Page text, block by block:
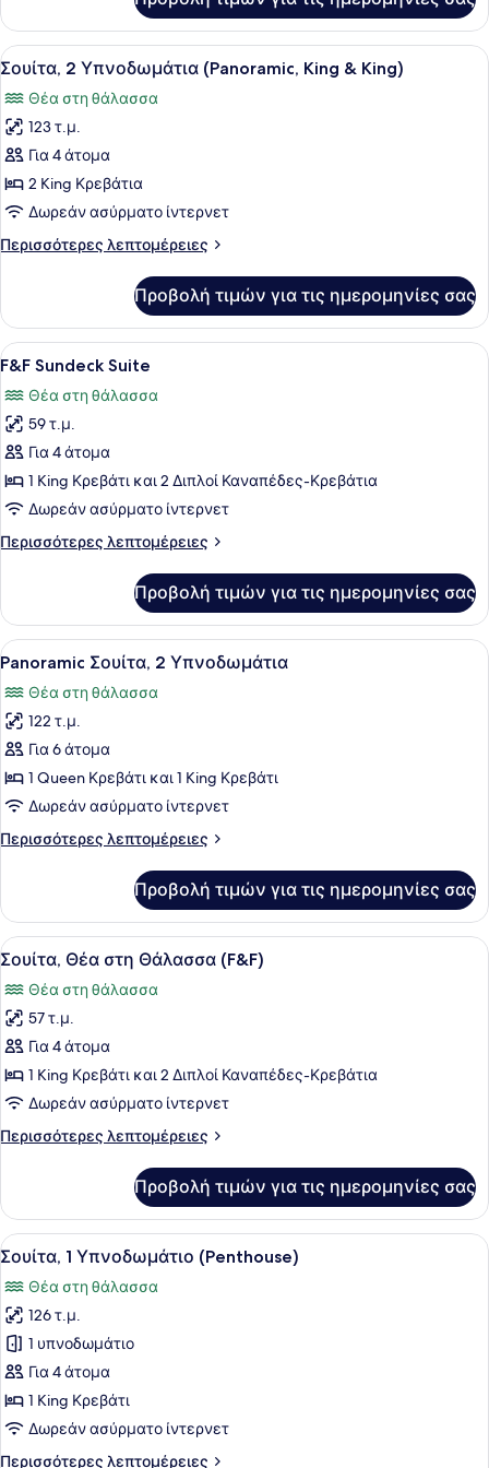
Θάλασσα
2
Queen
Κρεβάτια,
στη
Θάλασσα
Προβολή
όλων
των
φωτογραφιών
για
Σουίτα,
2
Υπνοδωμάτια
(Panoramic,
King)
Ένα δωμάτιο ξενοδοχείου με ένα
13
Σουίτα, 2 Υπνοδωμάτια (Panoramic, King & King)
Θέα στη θάλασσα
123 τ.μ.
Για 4 άτομα
2 King Κρεβάτια
Δωρεάν ασύρματο ίντερνετ
Περισσότερες λεπτομέρειες
Περισσότερες
2
Υπνοδωμάτια
(Panoramic,
&
King)
Προβολή τιμών για τις ημερομηνίες σας
Προβολή
όλων
των
φωτογραφιών
για
F&F
Sundeck
Suite
F&F Sundeck Suite | Δωρεάν είδη
15
F&F Sundeck Suite
Θέα στη θάλασσα
59 τ.μ.
Για 4 άτομα
1 King Κρεβάτι και 2 Διπλοί Καναπέδες-Κρεβάτια
Δωρεάν ασύρματο ίντερνετ
Περισσότερες λεπτομέρειες
Περισσότερες
Sundeck
Suite
Προβολή τιμών για τις ημερομηνίες σας
Προβολή
όλων
των
φωτογραφιών
για
Panoramic
Σουίτα,
2
Υπνοδωμάτια
Ένα σύγχρονο δωμάτιο
16
Panoramic Σουίτα, 2 Υπνοδωμάτια
Θέα στη θάλασσα
122 τ.μ.
Για 6 άτομα
1 Queen Κρεβάτι και 1 King Κρεβάτι
Δωρεάν ασύρματο ίντερνετ
Περισσότερες λεπτομέρειες
Περισσότερες
Σουίτα,
Υπνοδωμάτια
Προβολή τιμών για τις ημερομηνίες σας
Προβολή
όλων
των
φωτογραφιών
για
Σουίτα,
Θέα
στη
Θάλασσα
Ένας χώρος σπα με υδρομασάζ,
11
Σουίτα, Θέα στη Θάλασσα (F&F)
Θέα στη θάλασσα
57 τ.μ.
Για 4 άτομα
1 King Κρεβάτι και 2 Διπλοί Καναπέδες-Κρεβάτια
Δωρεάν ασύρματο ίντερνετ
Περισσότερες λεπτομέρειες
Περισσότερες
Θέα
στη
Θάλασσα
Προβολή τιμών για τις ημερομηνίες σας
Προβολή
όλων
των
φωτογραφιών
για
Σουίτα,
1
Υπνοδωμάτιο
(Penthouse)
Ένα δωμάτιο ξενοδοχείου με ένα
13
Σουίτα, 1 Υπνοδωμάτιο (Penthouse)
Θέα στη θάλασσα
126 τ.μ.
1 υπνοδωμάτιο
Για 4 άτομα
1 King Κρεβάτι
Δωρεάν ασύρματο ίντερνετ
Περισσότερες λεπτομέρειες
Περισσότερες